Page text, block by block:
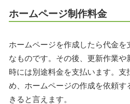
ホームページ制作料金
ホームページを作成したら代金を
なものです。その後、更新作業や
時には別途料金を支払います。支
め、ホームページの作成を依頼す
きると言えます。